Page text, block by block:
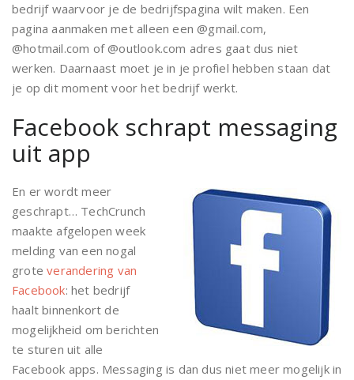
bedrijf waarvoor je de bedrijfspagina wilt maken. Een
pagina aanmaken met alleen een @gmail.com,
@hotmail.com of @outlook.com adres gaat dus niet
werken. Daarnaast moet je in je profiel hebben staan dat
je op dit moment voor het bedrijf werkt.
Facebook schrapt messaging
uit app
En er wordt meer
geschrapt… TechCrunch
maakte afgelopen week
melding van een nogal
groteverandering van
Facebook: het bedrijf
haalt binnenkort de
mogelijkheid om berichten
te sturen uit alle
Facebook apps. Messaging is dan dus niet meer mogelijk in